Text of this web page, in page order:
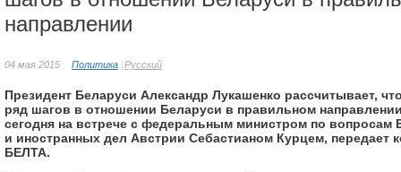
направлении
04 мая 2015 Политика Русский
Президент Беларуси Александр Лукашенко рассчитывает,
ряд шагов в отношении Беларуси в правильном
сегодня на встрече с федеральным министром по вопросам
и иностранных дел Австрии Себастианом Курцем, передает
БЕЛТА.